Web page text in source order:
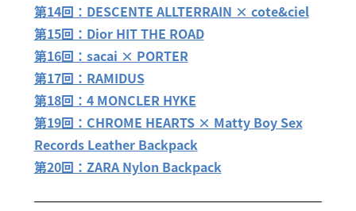
第14回：DESCENTE ALLTERRAIN × cote&ciel
第15回：Dior HIT THE ROAD
第16回：sacai × PORTER
第17回：RAMIDUS
第18回：4 MONCLER HYKE
第19回：CHROME HEARTS × Matty Boy Sex
Records Leather Backpack
第20回：ZARA Nylon Backpack